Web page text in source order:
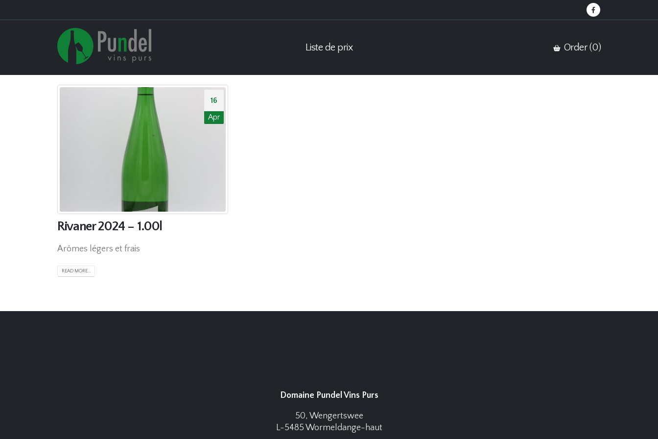
Liste de prix Order (0)
16
Apr
Rivaner 2024 – 1.00l
Arômes légers et frais
READ MORE...
Domaine Pundel Vins Purs
50, Wengertswee
L-5485 Wormeldange-haut